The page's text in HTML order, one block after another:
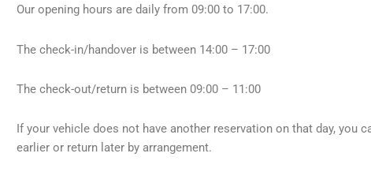
Our opening hours are daily from 09:00 to 17:00.
The check-in/handover is between 14:00 – 17:00
The check-out/return is between 09:00 – 11:00
If your vehicle does not have another reservation on that day, you
earlier or return later by arrangement.